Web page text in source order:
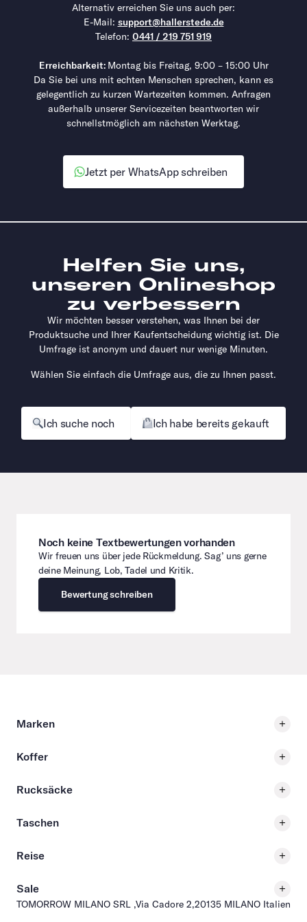
Alternativ erreichen Sie uns auch per:
E-Mail: support@hallerstede.de
Telefon: 0441 / 219 751 919
Erreichbarkeit: Montag bis Freitag, 9:00 – 15:00 Uhr
Da Sie bei uns mit echten Menschen sprechen, kann es
gelegentlich zu kurzen Wartezeiten kommen. Anfragen
außerhalb unserer Servicezeiten beantworten wir
schnellstmöglich am nächsten Werktag.
Jetzt per WhatsApp schreiben
Helfen Sie uns,
unseren Onlineshop
zu verbessern
Wir möchten besser verstehen, was Ihnen bei der
Produktsuche und Ihrer Kaufentscheidung wichtig ist. Die
Umfrage ist anonym und dauert nur wenige Minuten.
Wählen Sie einfach die Umfrage aus, die zu Ihnen passt.
Ich suche noch Ich habe bereits gekauft
Noch keine Textbewertungen vorhanden
Wir freuen uns über jede Rückmeldung. Sag’ uns gerne
deine Meinung, Lob, Tadel und Kritik.
Bewertung schreiben
Marken
Koffer
Rucksäcke
Taschen
Reise
Sale
TOMORROW MILANO SRL ,Via Cadore 2,20135 MILANO Italien